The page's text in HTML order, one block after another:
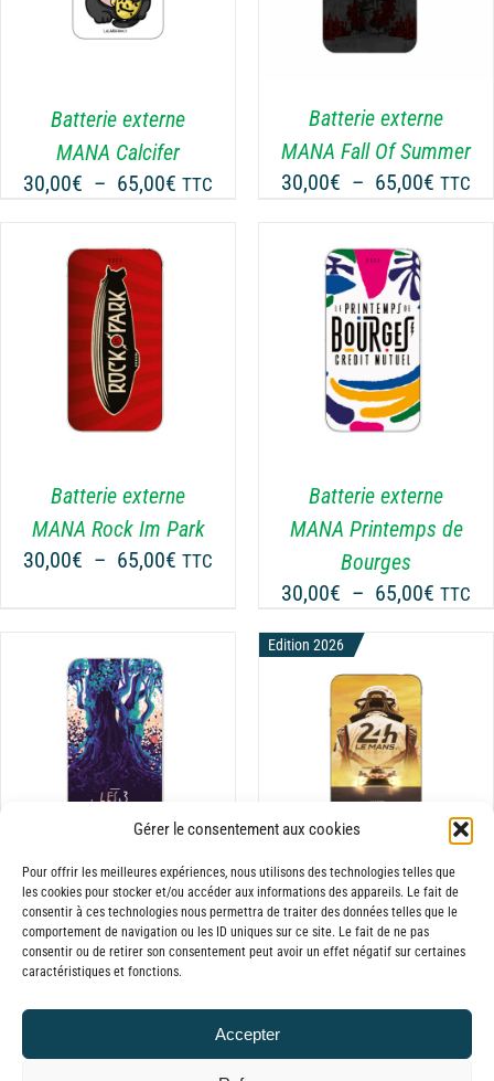
Gérer le consentement aux cookies
Pour offrir les meilleures expériences, nous utilisons des technologies telles que
les cookies pour stocker et/ou accéder aux informations des appareils. Le fait de
consentir à ces technologies nous permettra de traiter des données telles que le
comportement de navigation ou les ID uniques sur ce site. Le fait de ne pas
consentir ou de retirer son consentement peut avoir un effet négatif sur certaines
caractéristiques et fonctions.
Accepter
Batterie externe
MANA Calcifer
30,00€ – 65,00€ Plage
TTC
A
LES
OPTIONS
PEUVENT
ÊTRE
SUR
LA
PAGE
DU
PRODUIT
Batterie externe
MANA Fall Of Summer
30,00€ – 65,00€ Plage
TTC
Batterie externe
MANA Rock Im Park
30,00€ – 65,00€ Plage
TTC
CHOIX DES OPTIONS
CE
PRODUIT
A
PLUSIEURS
LES
OPTIONS
PEUVENT
ÊTRE
PAGE
DU
PRODUIT
/ DÉTAILS
Batterie externe
MANA Printemps de
Bourges
30,00€ – 65,00€ Plage
TTC
Batterie externe
MANA Les 3
éléphants
30,00€ – 65,00€
prix :
TTC
Edition 2026
CHOIX DES OPTIONS
CE
PRODUIT
VARIATIONS.
LES
OPTIONS
PEUVENT
ÊTRE
CHOISIES
LA
/ DÉTAILS
Batterie Externe
MANA 24 Heures du
30,00€ – 65,00€
prix :
TTC